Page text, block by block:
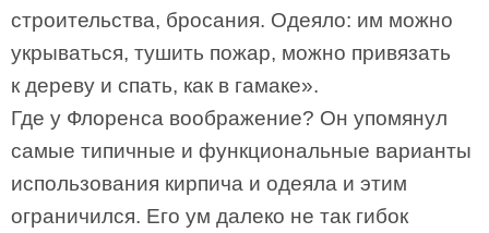
строительства, бросания. Одеяло: им можно
укрываться, тушить пожар, можно привязать
к дереву и спать, как в гамаке».
Где у Флоренса воображение? Он упомянул
самые типичные и функциональные варианты
использования кирпича и одеяла и этим
ограничился. Его ум далеко не так гибок